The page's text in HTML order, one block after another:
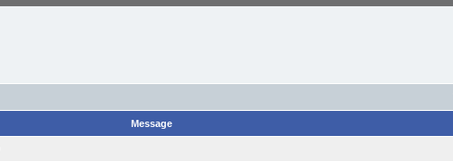
Message